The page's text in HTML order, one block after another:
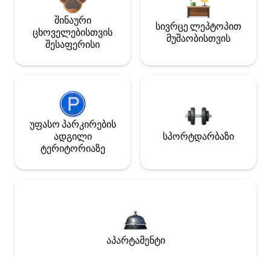
შინაური
ცხოველებისთვის
შესაფერისი
სივრცე ლეპტოპით
მუშაობისთვის
უფასო პარკირების
ადგილი
ტერიტორიაზე
სპორტდარბაზი
აპარტამენტი